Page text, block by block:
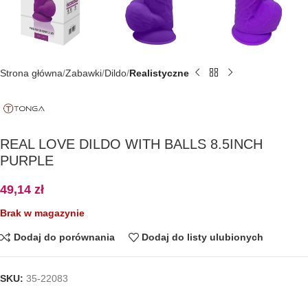
Strona główna Zabawki Dildo Realistyczne
REAL LOVE DILDO WITH BALLS 8.5INCH
PURPLE
49,14 zł
Brak w magazynie
Dodaj do porównania Dodaj do listy ulubionych
SKU: 35-22083